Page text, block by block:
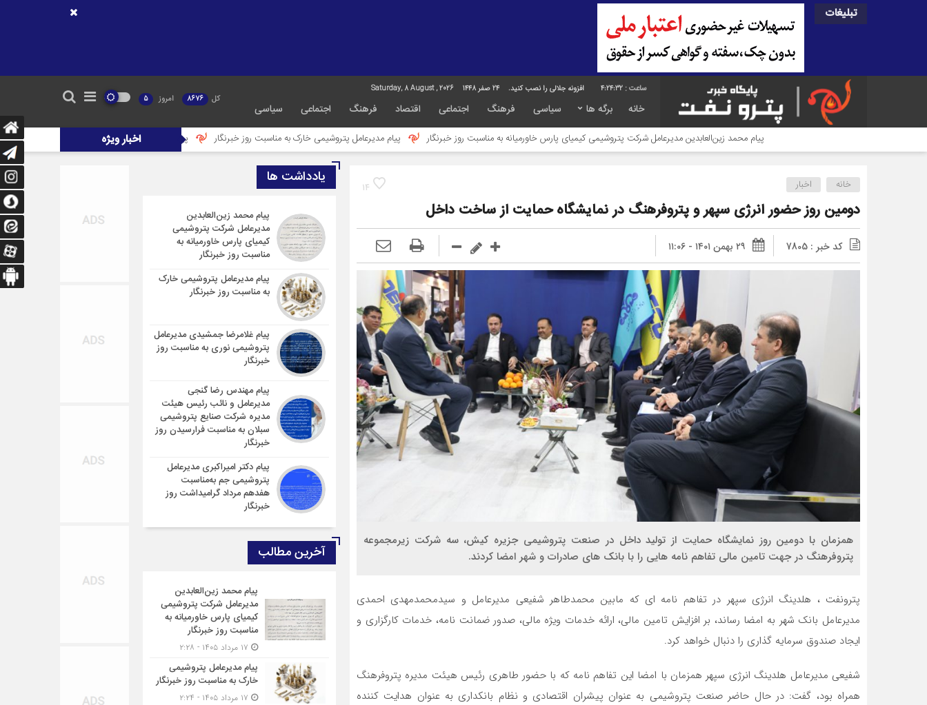
تبلیغات
4:24:34 افزونه جلالی را نصب کنید. 24 صفر 1448
خانه برگه ها سیاسی فرهنگ اجتماعی اقتصاد فرهنگ اجتماعی سیاسی
کل 8676 امروز 5
اخبار ویژه پیام محمد زین‌العابدین مدیرعامل شرکت پتروشیمی کیمیای پارس خاورمیانه به مناسبت روز خبرنگار پیام مدیرعامل پتروشیمی خارک به مناسبت روز خبرنگار پیام غلامرضا جمشیدی مدیرعامل پتروشیمی نوری به مناسبت روز خبرنگار
14 خانه اخبار
دومین روز حضور انرژی سپهر و پتروفرهنگ در نمایشگاه حمایت از ساخت داخل
کد خبر : 7805 ۲۹ بهمن ۱۴۰۱ - ۱۱:۰۶
همزمان با دومین روز نمایشگاه حمایت از تولید داخل در صنعت پتروشیمی جزیره کیش، سه شرکت زیرمجموعه
پتروفرهنگ در جهت تامین مالی تفاهم نامه هایی را با بانک های صادرات و شهر امضا کردند.
پترونفت ، هلدینگ انرژی سپهر در تفاهم نامه ای که مابین محمدطاهر شفیعی مدیرعامل و سیدمحمدمهدی احمدی
مدیرعامل بانک شهر به امضا رساند، بر افزایش تامین مالی، ارائه خدمات ویژه مالی، صدور ضمانت نامه، خدمات کارگزاری و
ایجاد صندوق سرمایه گذاری را دنبال خواهد کرد.
شفیعی مدیرعامل هلدینگ انرژی سپهر همزمان با امضا این تفاهم نامه که با حضور طاهری رئیس هیئت مدیره پتروفرهنگ
همراه بود، گفت: در حال حاضر صنعت پتروشیمی به عنوان پیشران اقتصادی و نظام بانکداری به عنوان هدایت کننده
یادداشت ها
پیام محمد زین‌العابدین
مدیرعامل شرکت پتروشیمی
کیمیای پارس خاورمیانه به
مناسبت روز خبرنگار
پیام مدیرعامل پتروشیمی خارک
به مناسبت روز خبرنگار
پیام غلامرضا جمشیدی مدیرعامل
پتروشیمی نوری به مناسبت روز
خبرنگار
پیام مهندس رضا گنجی
مدیرعامل و نائب رئیس هیئت
مدیره شرکت صنایع پتروشیمی
سبلان به مناسبت فرارسیدن روز
خبرنگار
پیام دکتر امیراکبری مدیرعامل
پتروشیمی جم به‌مناسبت
هفدهم مرداد گرامیداشت روز
خبرنگار
آخرین مطالب
پیام محمد زین‌العابدین
مدیرعامل شرکت پتروشیمی
کیمیای پارس خاورمیانه به
مناسبت روز خبرنگار
پیام مدیرعامل پتروشیمی
خارک به مناسبت روز خبرنگار